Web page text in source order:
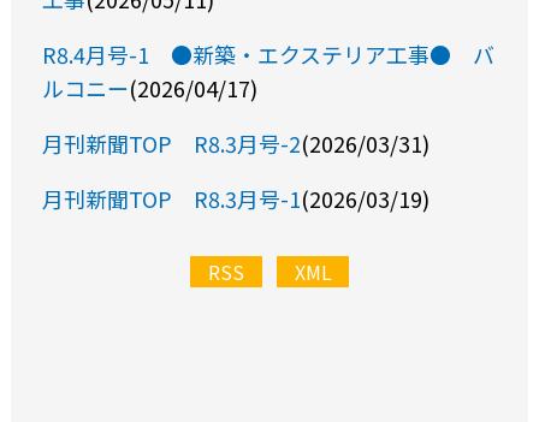
R8.4月号-1 ●新築・エクステリア工事● バ
ルコニー(2026/04/17)
月刊新聞TOP R8.3月号-2(2026/03/31)
月刊新聞TOP R8.3月号-1(2026/03/19)
RSS XML